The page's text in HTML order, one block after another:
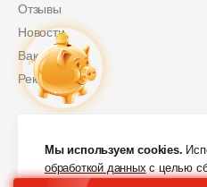
Отзывы
Новости
Вакансии
Реквизиты
2 000 руб.
Мы используем cookies.
обработкой данныхс целью